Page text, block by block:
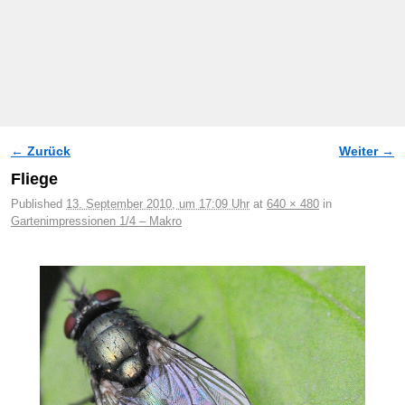
Bilder-Navigation
← Zurück Weiter →
Fliege
Published 13. September 2010, um 17:09 Uhr at 640 × 480 in
Gartenimpressionen 1/4 – Makro